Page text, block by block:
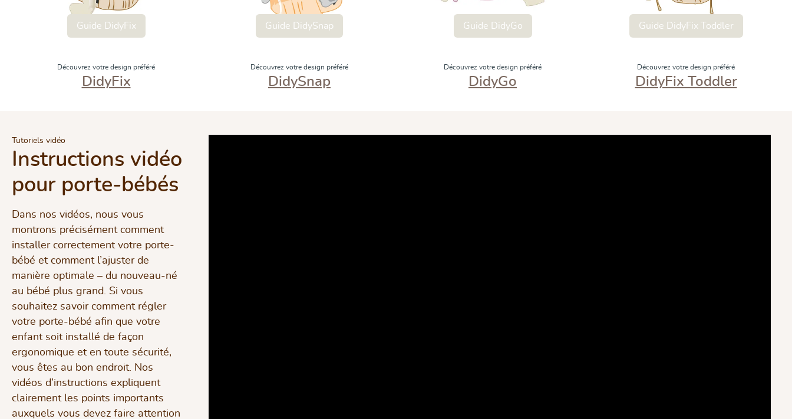
Guide DidyFix
Découvrez votre design préféré
DidyFix
Guide DidySnap
Découvrez votre design préféré
DidySnap
Guide DidyGo
Découvrez votre design préféré
DidyGo
Guide DidyFix Toddler
Découvrez votre design préféré
DidyFix Toddler
Tutoriels vidéo
Instructions vidéo
pour porte-bébés
Dans nos vidéos, nous vous
montrons précisément comment
installer correctement votre porte-
bébé et comment l’ajuster de
manière optimale – du nouveau-né
au bébé plus grand. Si vous
souhaitez savoir comment régler
votre porte-bébé afin que votre
enfant soit installé de façon
ergonomique et en toute sécurité,
vous êtes au bon endroit. Nos
vidéos d’instructions expliquent
clairement les points importants
auxquels vous devez faire attention